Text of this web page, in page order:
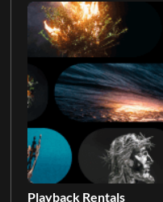
Playback Rentals